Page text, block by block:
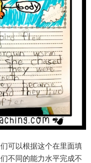
们可以根据这个在里面填
不同的能力水平完成不